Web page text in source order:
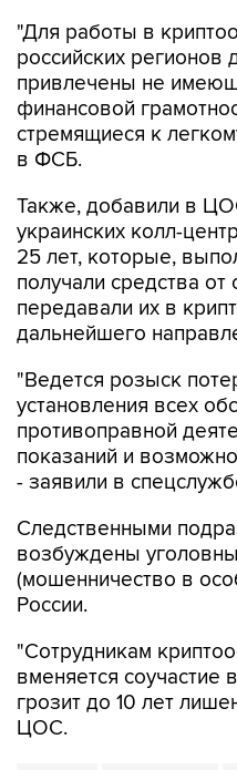
"Для работы в
российских регионов
привлечены не
финансовой
стремящиеся к
в ФСБ.
Также, добавили в
украинских колл-
25 лет, которые,
получали средства
передавали их в
дальнейшего
"Ведется розыск
установления всех
противоправной
показаний и
- заявили в
Следственными
возбуждены
(мошенничество в
России.
"Сотрудникам
вменяется соучастие
грозит до 10 лет
ЦОС.